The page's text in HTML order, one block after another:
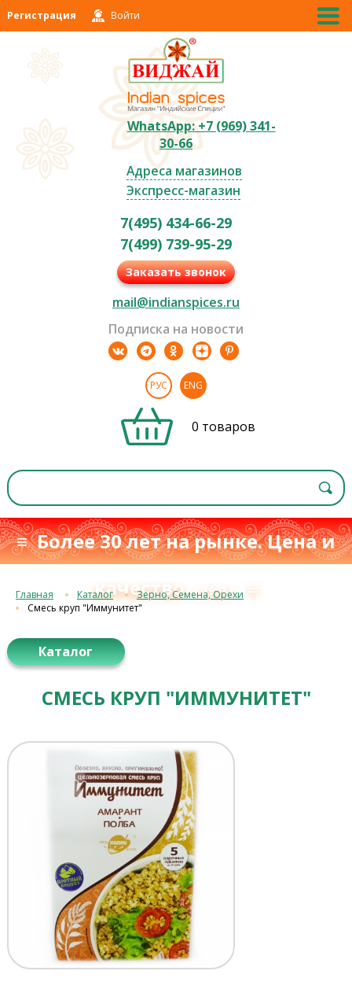
Регистрация Войти
WhatsApp: +7 (969) 341-
30-66
Адреса магазинов
Экспресс-магазин
7(495) 434-66-29
7(499) 739-95-29
Заказать звонок
mail@indianspices.ru
Подписка на новости
РУС ENG
0 товаров
≡ Более 30 лет на рынке. Цена и
качествос 1993 г.≡
Главная Каталог
Зерно, Семена, Орехи
Смесь круп "Иммунитет"
Каталог
СМЕСЬ КРУП "ИММУНИТЕТ"